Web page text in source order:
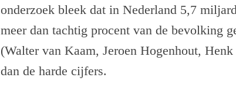
onderzoek bleek dat in Nederland 5,7
meer dan tachtig procent van de bevolking
(Walter van Kaam, Jeroen Hogenhout,
dan de harde cijfers.